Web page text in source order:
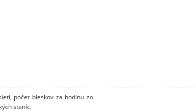
počet bleskov za hodinu zo
staníc.